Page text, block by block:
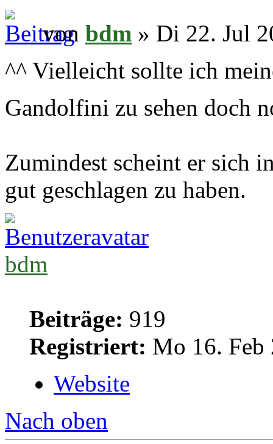
von bdm » Di 22. Jul
^^ Vielleicht sollte ich
Gandolfini zu sehen doch
Zumindest scheint er sich
gut geschlagen zu haben.
bdm
Beiträge: 919
Registriert: Mo 16. Feb
Website
Nach oben